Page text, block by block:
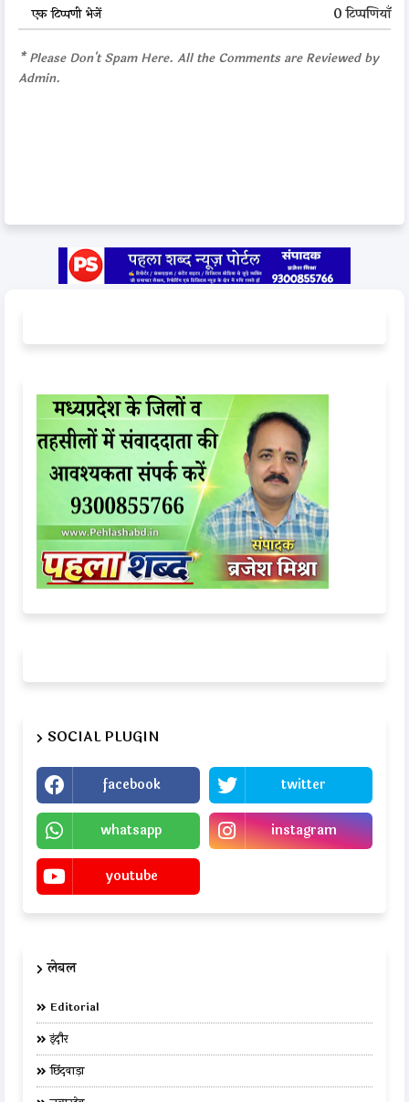
एक टिप्पणी भेजें 0 टिप्पणियाँ
* Please Don't Spam Here. All the Comments are Reviewed by
Admin.
SOCIAL PLUGIN
facebook twitter
whatsapp instagram
youtube
लेबल
Editorial
इंदौर
छिंदवाड़ा